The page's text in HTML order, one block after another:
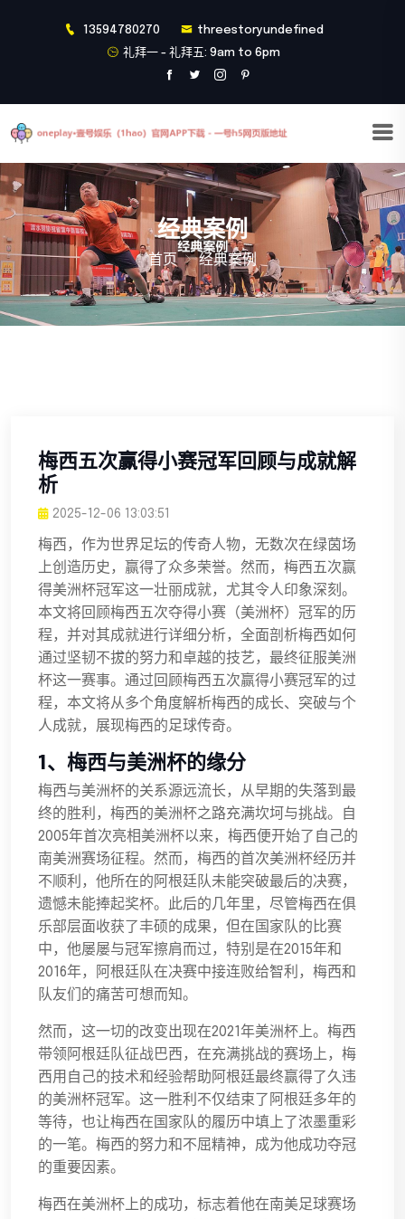
13594780270
threestoryundefined
礼拜一 - 礼拜五: 9am to 6pm
经典案例
首页 经典案例
梅西五次赢得小赛冠军回顾与成就解
析
2025-12-06 13:03:51
梅西，作为世界足坛的传奇人物，无数次在绿茵场
上创造历史，赢得了众多荣誉。然而，梅西五次赢
得美洲杯冠军这一壮丽成就，尤其令人印象深刻。
本文将回顾梅西五次夺得小赛（美洲杯）冠军的历
程，并对其成就进行详细分析，全面剖析梅西如何
通过坚韧不拔的努力和卓越的技艺，最终征服美洲
杯这一赛事。通过回顾梅西五次赢得小赛冠军的过
程，本文将从多个角度解析梅西的成长、突破与个
人成就，展现梅西的足球传奇。
1、梅西与美洲杯的缘分
梅西与美洲杯的关系源远流长，从早期的失落到最
终的胜利，梅西的美洲杯之路充满坎坷与挑战。自
2005年首次亮相美洲杯以来，梅西便开始了自己的
南美洲赛场征程。然而，梅西的首次美洲杯经历并
不顺利，他所在的阿根廷队未能突破最后的决赛，
遗憾未能捧起奖杯。此后的几年里，尽管梅西在俱
乐部层面收获了丰硕的成果，但在国家队的比赛
中，他屡屡与冠军擦肩而过，特别是在2015年和
2016年，阿根廷队在决赛中接连败给智利，梅西和
队友们的痛苦可想而知。
然而，这一切的改变出现在2021年美洲杯上。梅西
带领阿根廷队征战巴西，在充满挑战的赛场上，梅
西用自己的技术和经验帮助阿根廷最终赢得了久违
的美洲杯冠军。这一胜利不仅结束了阿根廷多年的
等待，也让梅西在国家队的履历中填上了浓墨重彩
的一笔。梅西的努力和不屈精神，成为他成功夺冠
的重要因素。
梅西在美洲杯上的成功，标志着他在南美足球赛场